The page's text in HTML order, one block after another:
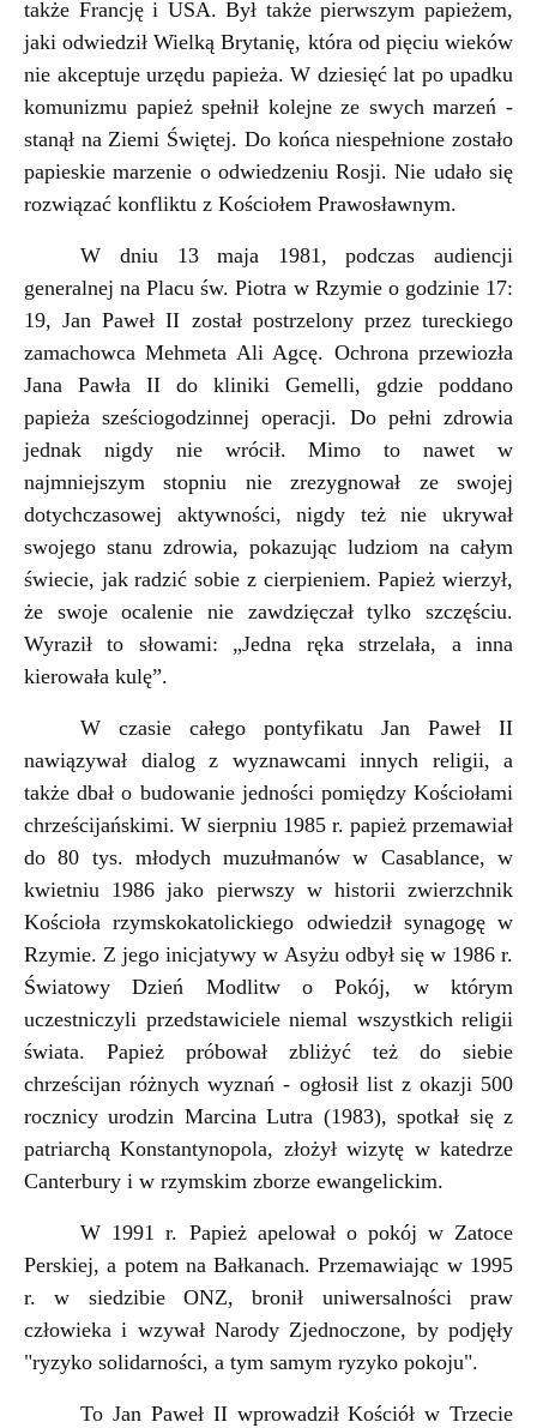
także Francję i USA. Był także pierwszym papieżem,
jaki odwiedził Wielką Brytanię, która od pięciu wieków
nie akceptuje urzędu papieża. W dziesięć lat po upadku
komunizmu papież spełnił kolejne ze swych marzeń -
stanął na Ziemi Świętej. Do końca niespełnione zostało
papieskie marzenie o odwiedzeniu Rosji. Nie udało się
rozwiązać konfliktu z Kościołem Prawosławnym.
W dniu 13 maja 1981, podczas audiencji
generalnej na Placu św. Piotra w Rzymie o godzinie 17:
19, Jan Paweł II został postrzelony przez tureckiego
zamachowca Mehmeta Ali Agcę. Ochrona przewiozła
Jana Pawła II do kliniki Gemelli, gdzie poddano
papieża sześciogodzinnej operacji. Do pełni zdrowia
jednak nigdy nie wrócił. Mimo to nawet w
najmniejszym stopniu nie zrezygnował ze swojej
dotychczasowej aktywności, nigdy też nie ukrywał
swojego stanu zdrowia, pokazując ludziom na całym
świecie, jak radzić sobie z cierpieniem. Papież wierzył,
że swoje ocalenie nie zawdzięczał tylko szczęściu.
Wyraził to słowami: „Jedna ręka strzelała, a inna
kierowała kulę”.
W czasie całego pontyfikatu Jan Paweł II
nawiązywał dialog z wyznawcami innych religii, a
także dbał o budowanie jedności pomiędzy Kościołami
chrześcijańskimi. W sierpniu 1985 r. papież przemawiał
do 80 tys. młodych muzułmanów w Casablance, w
kwietniu 1986 jako pierwszy w historii zwierzchnik
Kościoła rzymskokatolickiego odwiedził synagogę w
Rzymie. Z jego inicjatywy w Asyżu odbył się w 1986 r.
Światowy Dzień Modlitw o Pokój, w którym
uczestniczyli przedstawiciele niemal wszystkich religii
świata. Papież próbował zbliżyć też do siebie
chrześcijan różnych wyznań - ogłosił list z okazji 500
rocznicy urodzin Marcina Lutra (1983), spotkał się z
patriarchą Konstantynopola, złożył wizytę w katedrze
Canterbury i w rzymskim zborze ewangelickim.
W 1991 r. Papież apelował o pokój w Zatoce
Perskiej, a potem na Bałkanach. Przemawiając w 1995
r. w siedzibie ONZ, bronił uniwersalności praw
człowieka i wzywał Narody Zjednoczone, by podjęły
"ryzyko solidarności, a tym samym ryzyko pokoju".
To Jan Paweł II wprowadził Kościół w Trzecie